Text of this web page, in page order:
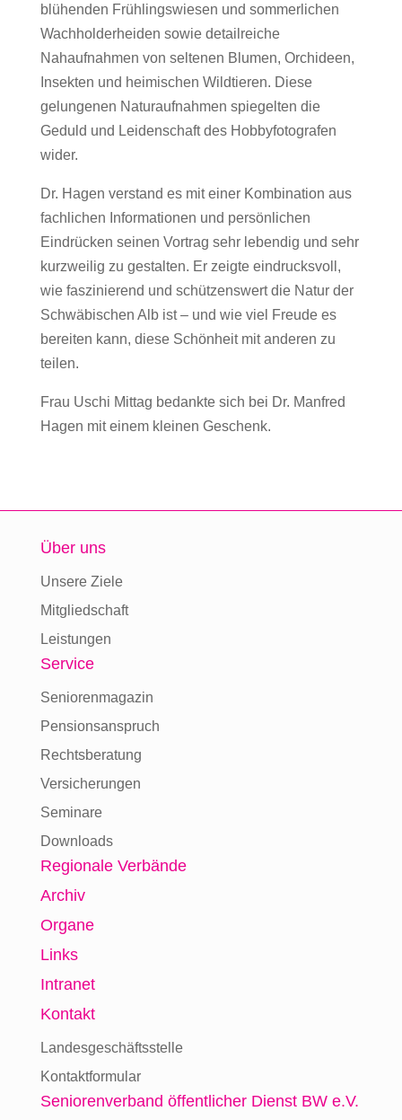
blühenden Frühlingswiesen und sommerlichen
Wachholderheiden sowie detailreiche
Nahaufnahmen von seltenen Blumen, Orchideen,
Insekten und heimischen Wildtieren. Diese
gelungenen Naturaufnahmen spiegelten die
Geduld und Leidenschaft des Hobbyfotografen
wider.
Dr. Hagen verstand es mit einer Kombination aus
fachlichen Informationen und persönlichen
Eindrücken seinen Vortrag sehr lebendig und sehr
kurzweilig zu gestalten. Er zeigte eindrucksvoll,
wie faszinierend und schützenswert die Natur der
Schwäbischen Alb ist – und wie viel Freude es
bereiten kann, diese Schönheit mit anderen zu
teilen.
Frau Uschi Mittag bedankte sich bei Dr. Manfred
Hagen mit einem kleinen Geschenk.
Über uns
Unsere Ziele
Mitgliedschaft
Leistungen
Service
Seniorenmagazin
Pensionsanspruch
Rechtsberatung
Versicherungen
Seminare
Downloads
Regionale Verbände
Archiv
Organe
Links
Intranet
Kontakt
Landesgeschäftsstelle
Kontaktformular
Seniorenverband öffentlicher Dienst BW e.V.